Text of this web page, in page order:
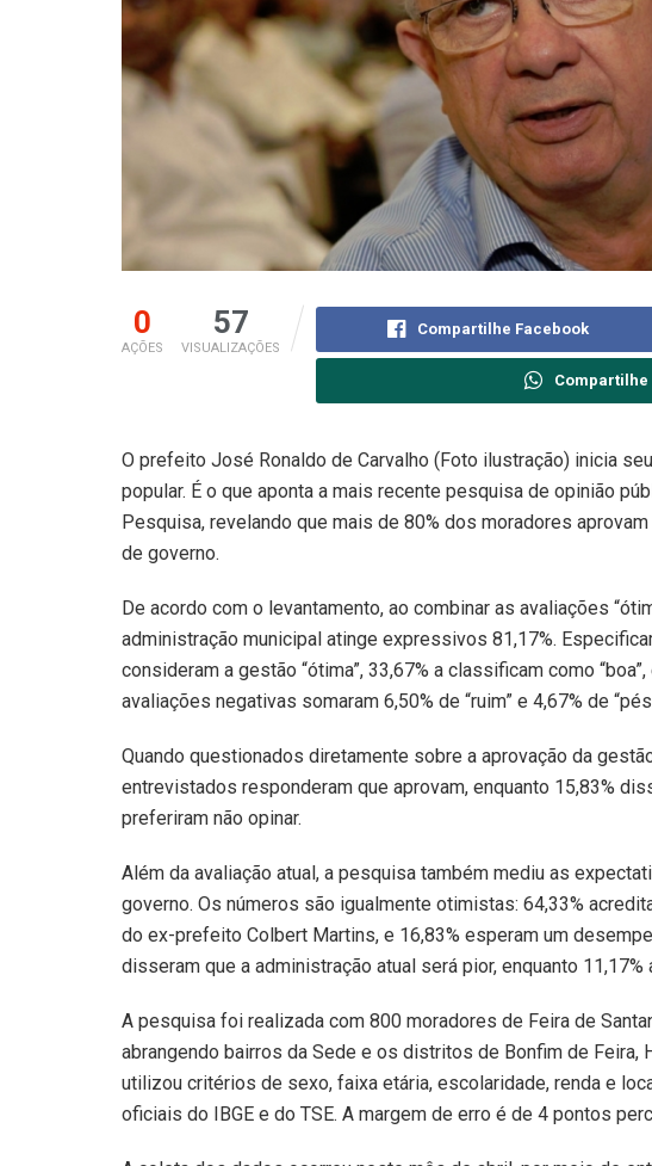
0
AÇÕES
57
VISUALIZAÇÕES
Compartilhe Facebook
Compartilhe
O prefeito José Ronaldo de Carvalho (Foto ilustração) inicia
popular. É o que aponta a mais recente pesquisa de opinião
Pesquisa, revelando que mais de 80% dos moradores
de governo.
De acordo com o levantamento, ao combinar as avaliações
administração municipal atinge expressivos 81,17%.
consideram a gestão “ótima”, 33,67% a classificam como
avaliações negativas somaram 6,50% de “ruim” e 4,67% de
Quando questionados diretamente sobre a aprovação da
entrevistados responderam que aprovam, enquanto 15,83%
preferiram não opinar.
Além da avaliação atual, a pesquisa também mediu as
governo. Os números são igualmente otimistas: 64,33%
do ex-prefeito Colbert Martins, e 16,83% esperam um
disseram que a administração atual será pior, enquanto 11,17%
A pesquisa foi realizada com 800 moradores de Feira de
abrangendo bairros da Sede e os distritos de Bonfim de Feira,
utilizou critérios de sexo, faixa etária, escolaridade, renda e
oficiais do IBGE e do TSE. A margem de erro é de 4 pontos